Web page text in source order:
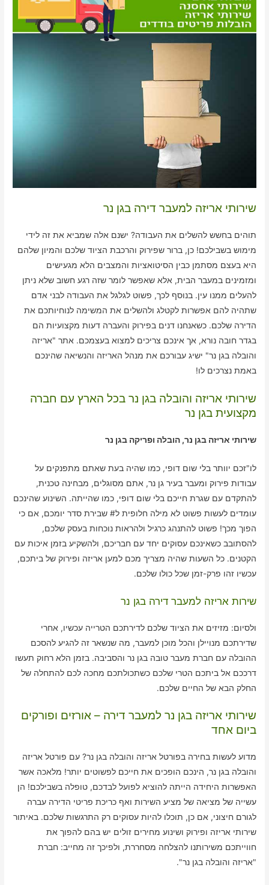
שירותי אריזה למעבר דירה בגן נר
תוהים בחשש להשלים את העבודה? ישנם אלה שמביא את זה לידי
מימוש בשבילכם! כן, ברור שפירוק והרכבת הציוד שלכם והמיון שלהם
היא בעצם מסתמן כבין הסיטואציות והמצבים הלא מגעישים
ומזמינים במעבר הבית, אלא שאפשר לומר שזה רגע חשוב שלא ניתן
להעלים ממנו עין. בנוסף לכך, פשוט לגלגל את העבודה לבני אדם
שתהיה להם אפשרות לקטלג ולהשלים את המשימה לנוחיותכם את
הדירה שלכם. כשאנחנו דנים בפירוק והעברה דעות מקצועיות הם
בגדר חובה נורא, אך אינכם צריכים למצוא בעצמכם. אתר "אריזה
והובלה בגן נר" ישיג עבורכם את מנהל האריזה והנשיאה שהינכם
באמת נצרכים לו!
שירותי אריזה והובלה בגן נר בכל הארץ עם חברה
מקצועית בגן נר
שירותי אריזה בגן נר, הובלה ופריקה בגן נר
לו"זכם יוותר בלי שום דופי, כמו שהיה בעת שאתם מתפנקים על
עבודות פירוק ומעבר בעיר גן נר, אתם מסוגלים, מבחינה טכנית,
להתקדם עם שגרת חייכם בלי שום דופי, כמו שהייתה. השינוע שהינכם
עומדים לעשות פשוט לא מילה חלופית ל# שבירת סדר יומכם, אם כי
הפוך מכך! פשוט להתנהג כרגיל ולהראות נוכחות בעסק שלכם,
להסתובב כשאינכם עסוקים יחד עם חבריכם, ולהשקיע בזמן איכות עם
הקטנים. כל השעות שהיה מצריך מכם למען אריזה ופירוק של ביתכם,
עכשיו זהו פרק-זמן שכל כולו שלכם.
שירות אריזה למעבר דירה בגן נר
ולסיום: מזיזים את הציוד שלכם לדירתכם הטרייה עכשיו, אחרי
שדירתכם מנויילן והכל מוכן למעבר, מה שנשאר זה להגיע להסכם
ההובלה עם חברת מעבר טובה בגן נר והסביבה. בזמן הלא רחוק תעשו
דרככם אל ביתכם הטרי שלכם כשתכולתכם מחכה לכם להתחלה של
החלק הבא של החיים שלכם.
שירותי אריזה בגן נר למעבר דירה – אורזים ופורקים
ביום אחד
מדוע לעשות בחירה בפורטל אריזה והובלה בגן נר? עם פורטל אריזה
והובלה בגן נר, הינכם הופכים את חייכם לפשוטים יותר! מלאכה אשר
האפשרות היחידה הייתה להוציא לפועל לבדכם, טופלה בשבילכם! הן
עשייה של מציאה של מציע השירות ואף כריכת פריטי הדירה עברה
לגורם חיצוני, אם כן, תוכלו להיות עסוקים רק התרגשות שלכם. באיתור
שירותי אריזה ופירוק ושינוע מחירים זולים יש בהם להפוך את
חווייתכם משירותנו להצלחה מסחררת, ולפיכך זה מחייב: חברת
"אריזה והובלה בגן נר".